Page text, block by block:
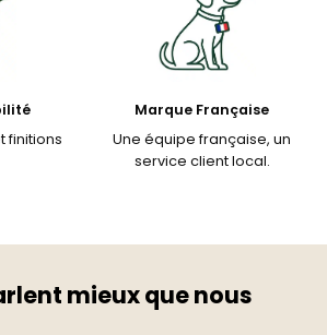
finitions
Marque Française
Une équipe française, un
service client local.
mieux que nous